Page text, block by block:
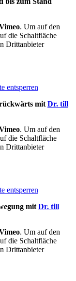
. Um auf den
die Schaltfläche
Drittanbieter
entsperren
mit Dr. till
. Um auf den
die Schaltfläche
Drittanbieter
entsperren
mit Dr. till
. Um auf den
die Schaltfläche
Drittanbieter